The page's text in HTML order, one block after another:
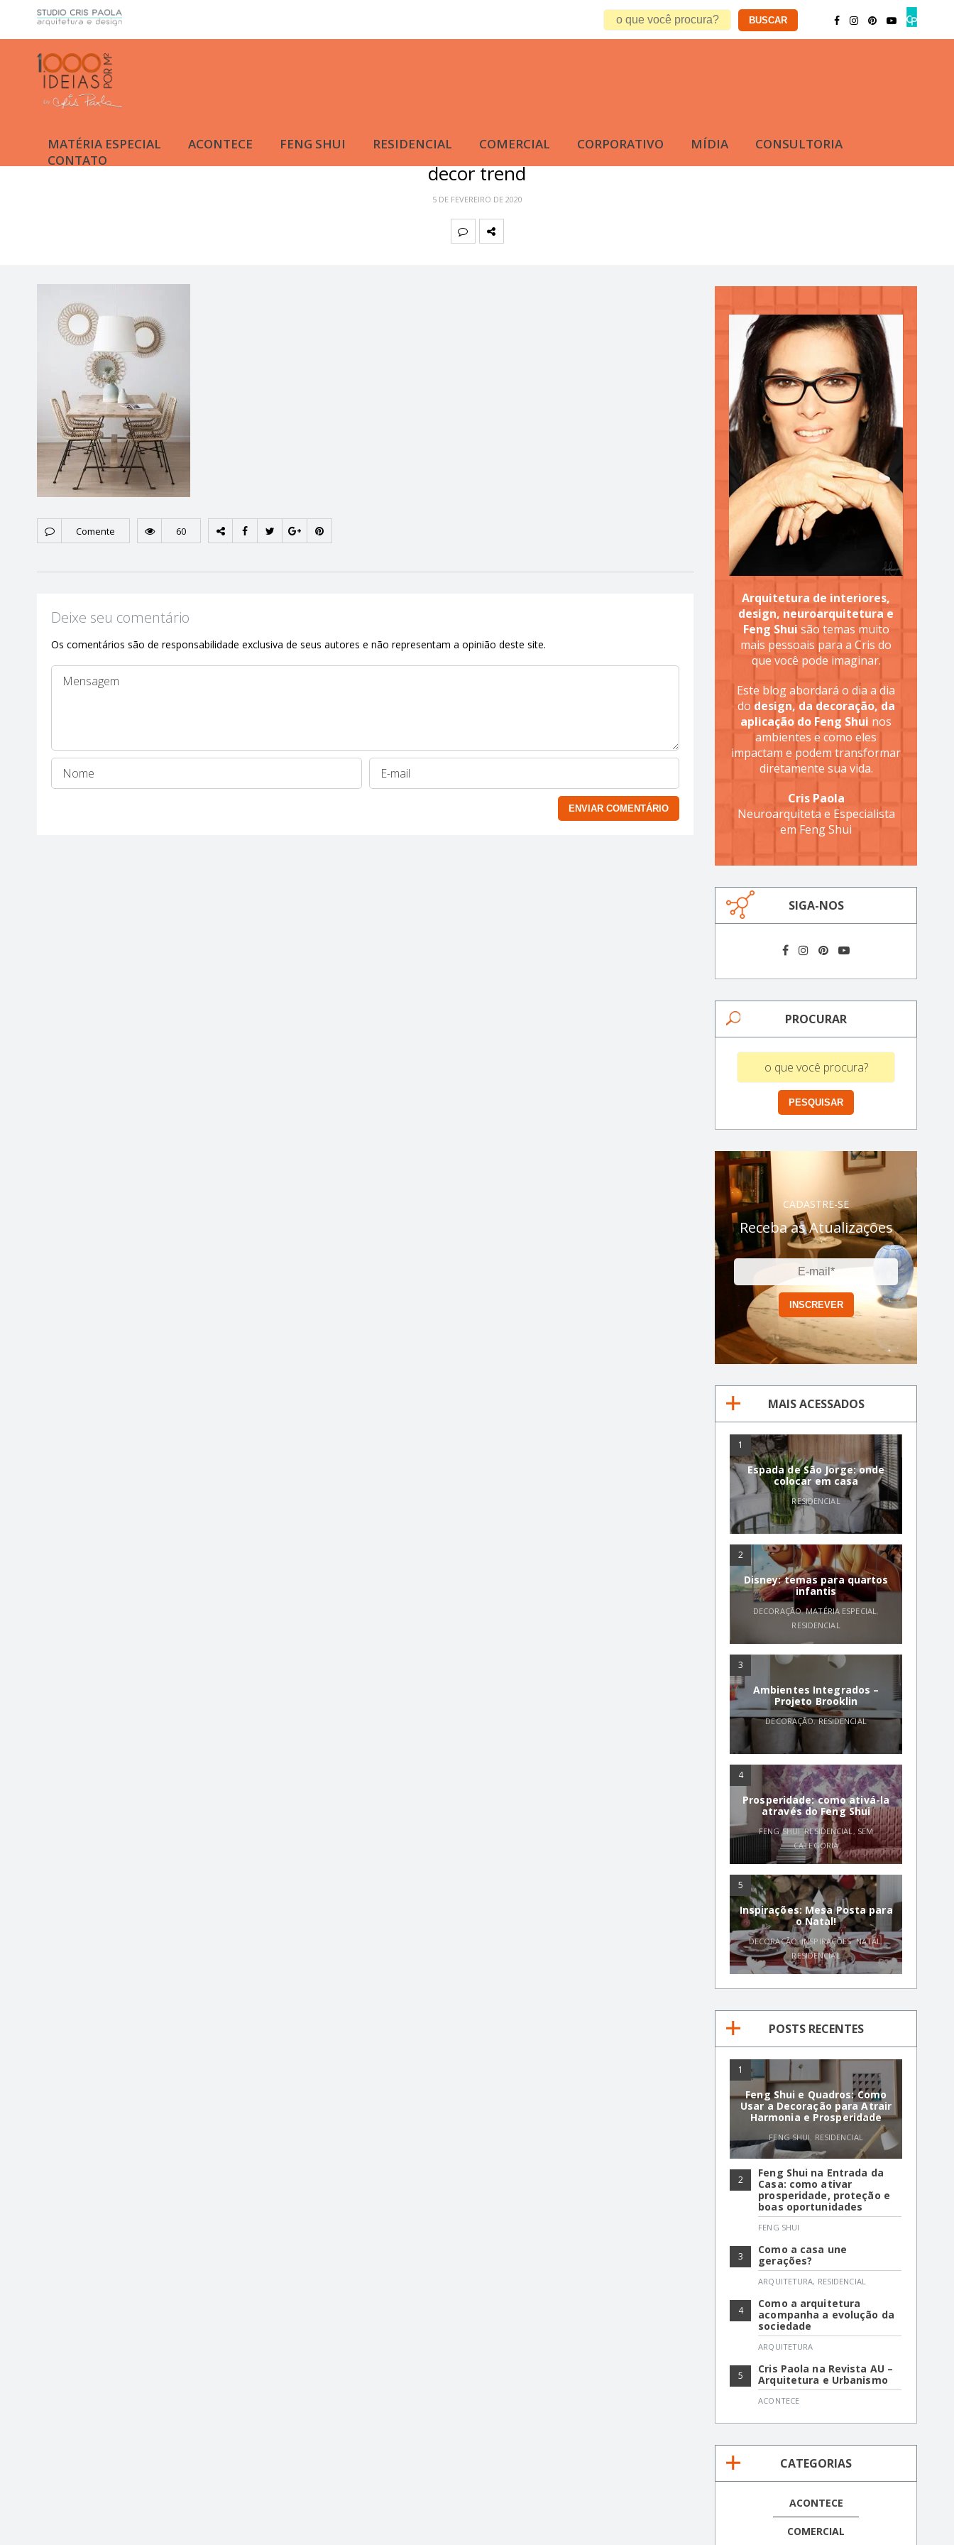
MATÉRIA ESPECIAL ACONTECE FENG SHUI RESIDENCIAL COMERCIAL CORPORATIVO MÍDIA
CONSULTORIA
CONTATO
decor trend
5 DE FEVEREIRO DE 2020
Comente 60
Deixe seu comentário
Os comentários são de responsabilidade exclusiva de seus autores e não representam a opinião deste site.
Arquitetura de interiores,
design, neuroarquitetura e
Feng Shui são temas muito
mais pessoais para a Cris do
que você pode imaginar.
Este blog abordará o dia a dia
do design, da decoração, da
aplicação do Feng Shui nos
ambientes e como eles
impactam e podem transformar
diretamente sua vida.
Cris Paola
Neuroarquiteta e Especialista
em Feng Shui
SIGA-NOS
PROCURAR
CADASTRE-SE
Receba as Atualizações
MAIS ACESSADOS
1
Espada de São Jorge: onde
colocar em casa
RESIDENCIAL
2
Disney: temas para quartos
infantis
DECORAÇÃO,MATÉRIA ESPECIAL,
RESIDENCIAL
3
Ambientes Integrados –
Projeto Brooklin
DECORAÇÃO,RESIDENCIAL
4
Prosperidade: como ativá-la
através do Feng Shui
FENG SHUI,RESIDENCIAL, SEM
CATEGORIA
5
Inspirações: Mesa Posta para
o Natal!
DECORAÇÃO,INSPIRAÇÕES,NATAL,
RESIDENCIAL
POSTS RECENTES
1
Feng Shui e Quadros: Como
Usar a Decoração para Atrair
Harmonia e Prosperidade
FENG SHUI, RESIDENCIAL
2
Feng Shui na Entrada da
Casa: como ativar
prosperidade, proteção e
boas oportunidades
FENG SHUI
3
Como a casa une
gerações?
ARQUITETURA, RESIDENCIAL
4
Como a arquitetura
acompanha a evolução da
sociedade
ARQUITETURA
5
Cris Paola na Revista AU –
Arquitetura e Urbanismo
ACONTECE
CATEGORIAS
ACONTECE
COMERCIAL